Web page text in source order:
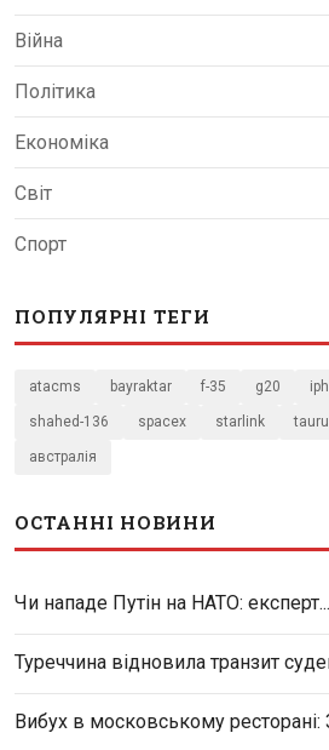
Війна
Політика
Економіка
Світ
Спорт
ПОПУЛЯРНІ ТЕГИ
atacms bayraktar f-35 g20
shahed-136 spacex starlink
австралія
ОСТАННІ НОВИНИ
Чи нападе Путін на НАТО: експерт...
Туреччина відновила транзит
Вибух в московському ресторані: